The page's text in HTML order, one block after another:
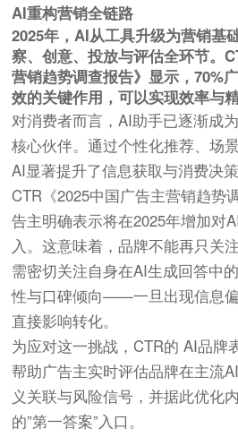
AI重构营销全链路
2025年，AI从工具升级为营销基
察、创意、投放与评估全环节。
营销趋势调查报告》显示，70%
效的关键作用，可以实现效率与
对消费者而言，AI助手已逐渐成
核心伙伴。通过个性化推荐、场
AI显著提升了信息获取与消费决
CTR《2025中国广告主营销趋势
告主明确表示将在2025年增加对
入。这意味着，品牌不能再只关
需密切关注自身在AI生成回答中
性与口碑倾向——一旦出现信息
直接影响转化。
为应对这一挑战，CTR的 AI品牌
帮助广告主实时评估品牌在主流
义关联与风险信号，并据此优化
的”第一答案”入口。